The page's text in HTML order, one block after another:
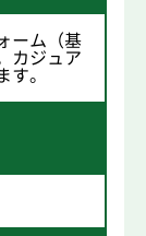
ーム（基
カジュア
。